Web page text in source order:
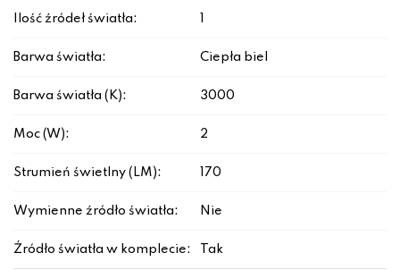
Ilość źródeł światła:
Barwa światła: Ciepła biel
Barwa światła (K): 3000
Moc (W): 2
Strumień świetlny (LM): 170
Wymienne źródło światła: Nie
Źródło światła w komplecie: Tak